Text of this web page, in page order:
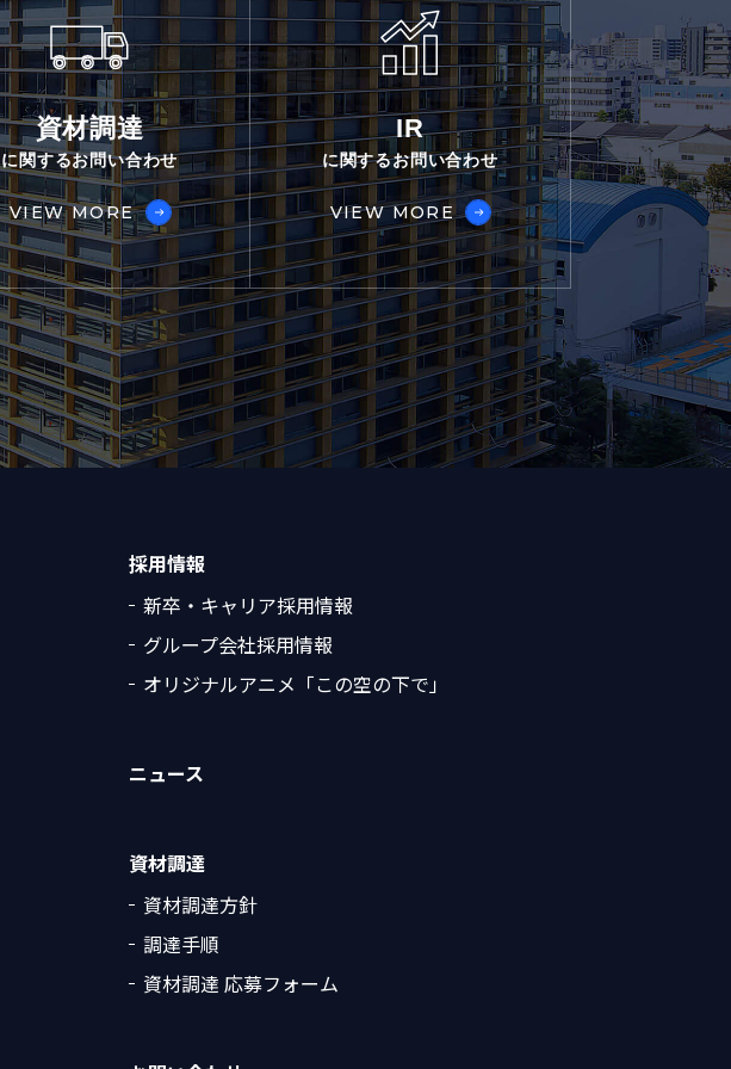
資材調達
に関するお問い合わせ
VIEW MORE
IR
に関するお問い合わせ
VIEW MORE
採用情報
新卒・キャリア採用情報
グループ会社採用情報
オリジナルアニメ「この空の下で」
ニュース
資材調達
資材調達方針
調達手順
資材調達 応募フォーム